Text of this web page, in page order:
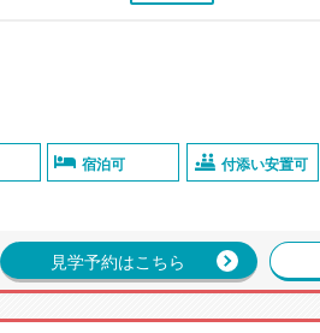
宿泊可 付添い安置可
見学予約はこちら